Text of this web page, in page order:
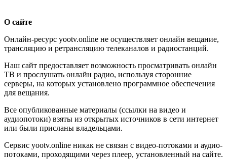
О сайте
Онлайн-ресурс yootv.online не осуществляет онлайн вещание,
трансляцию и ретрансляцию телеканалов и радиостанций.
Наш сайт предоставляет возможность просматривать онлайн
ТВ и прослушать онлайн радио, используя сторонние
серверы, на которых установлено программное обеспечения
для вещания.
Все опубликованные материалы (ссылки на видео и
аудиопотоки) взяты из открытых источников в сети интернет
или были присланы владельцами.
Сервис yootv.online никак не связан с видео-потоками и аудио-
потоками, проходящими через плеер, установленный на сайте.